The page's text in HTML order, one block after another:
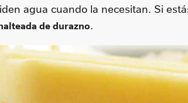
agua cuando la necesitan. Si
de durazno.